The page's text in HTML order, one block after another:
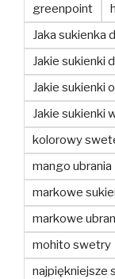
greenpoint
Jaka sukienka
Jakie sukienki
Jakie sukienki
Jakie sukienki
kolorowy
mango ubrania
markowe
markowe
mohito swetry
najpiękniejsze